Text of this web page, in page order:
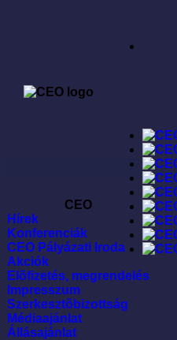
CEO
Hírek
Konferenciák
CEO Pályázati Iroda
Akciók
Elõfizetés, megrendelés
Impresszum
Szerkesztõbizottság
Médiaajánlat
Állásajánlat